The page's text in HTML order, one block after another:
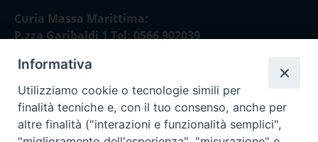
Curia Massa Marittima:
P.zza Garibaldi 1 Tel: 0566 902039
Curia Piombino:
Via Don Minzoni,58/A Tel e Fax: 0565 32036
E-mail:
curia@diocesimassamarittima.it
Informativa
Utilizziamo cookie o tecnologie simili per
finalità tecniche e, con il tuo consenso, anche per
altre finalità ("interazioni e funzionalità semplici",